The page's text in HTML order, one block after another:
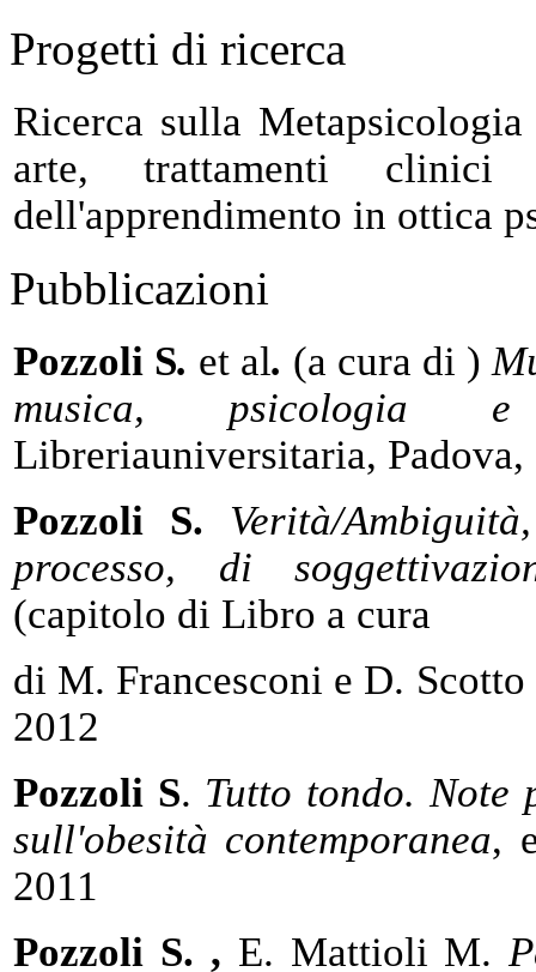
Progetti di ricerca
Ricerca sulla
arte, trattamenti clinici
dell'apprendimento in ottica
Pubblicazioni
Pozzoli S. et al. (a cura di )
musica, psicologia
Libreriauniversitaria, Padova,
Pozzoli S. Verità/
processo, di
(capitolo di Libro a cura
di M. Francesconi e D.
2012
Pozzoli S. Tutto tondo. Note
sull'obesità contemporanea,
2011
Pozzoli S. , E. Mattioli M.